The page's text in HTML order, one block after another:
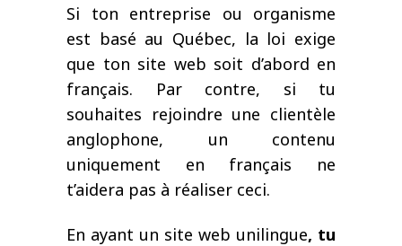
Si ton entreprise ou organisme
est basé au Québec, la loi exige
que ton site web soit d’abord en
français. Par contre, si tu
souhaites rejoindre une clientèle
anglophone, un contenu
uniquement en français ne
t’aidera pas à réaliser ceci.
En ayant un site web unilingue, tu